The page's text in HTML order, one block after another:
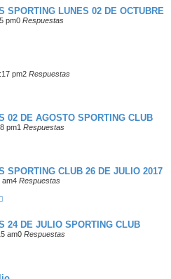
SPORTING LUNES 02 DE OCTUBRE
pm0 Respuestas
pm2 Respuestas
02 DE AGOSTO SPORTING CLUB
pm1 Respuestas
SPORTING CLUB 26 DE JULIO 2017
am4 Respuestas
24 DE JULIO SPORTING CLUB
am0 Respuestas